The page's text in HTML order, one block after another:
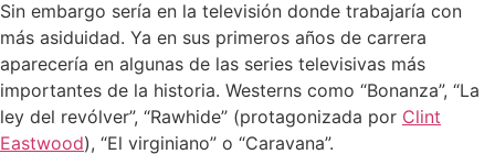
Sin embargo sería en la televisión donde trabajaría con
más asiduidad. Ya en sus primeros años de carrera
aparecería en algunas de las series televisivas más
importantes de la historia. Westerns como “Bonanza”, “La
ley del revólver”, “Rawhide” (protagonizada por Clint
Eastwood), “El virginiano” o “Caravana”.